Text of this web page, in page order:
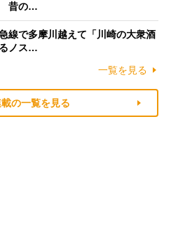
昔の…
線で多摩川越えて「川崎の大衆酒
ノス…
一覧を見る
の一覧を見る